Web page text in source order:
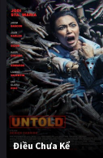
Điều Chưa Kể